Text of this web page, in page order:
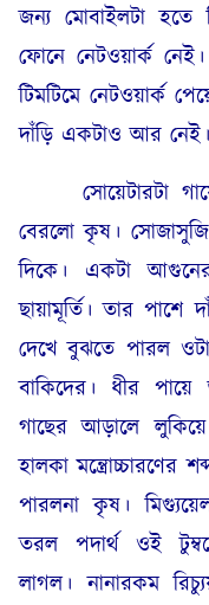
জন্য মোবাইলটা
ফোনে নেটওয়ার্ক
টিমটিমে নেটওয়ার্ক
দাঁড়ি একটাও আর নেই।
সোয়েটারটা গায়ে
বেরলো কৃষ।
দিকে। একটা
ছায়ামূর্তি। তার
দেখে বুঝতে পারল ওটা
বাকিদের। ধীর
গাছের আড়ালে
হালকা মন্ত্রোচ্চারণের
পারলনা কৃষ।
তরল পদার্থ ওই
লাগল। নানারকম